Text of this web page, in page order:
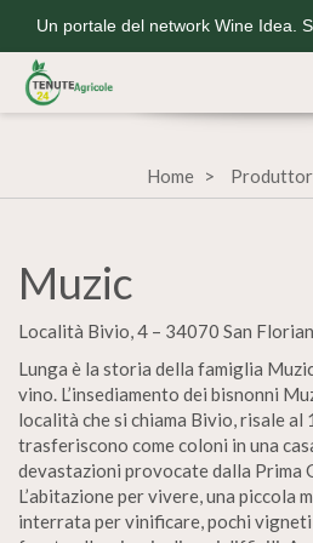
Un portale del network Wine Idea.
Home
Muzic
Località Bivio, 4 – 34070 San
Lunga è la storia della famiglia
vino. L’insediamento dei bisnonni
località che si chiama Bivio, risale al
trasferiscono come coloni in una
devastazioni provocate dalla Prima
L’abitazione per vivere, una piccola
interrata per vinificare, pochi